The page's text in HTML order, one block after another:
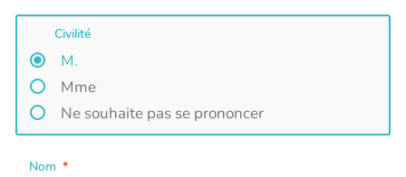
Civilité
M.
Mme
Ne souhaite pas se prononcer
Nom